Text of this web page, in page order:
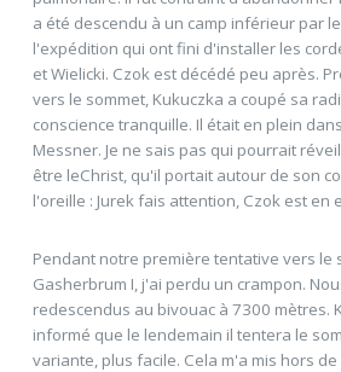
a été descendu à un camp inférieur par
l'expédition qui ont fini d'installer les
et Wielicki. Czok est décédé peu après.
vers le sommet, Kukuczka a coupé sa
conscience tranquille. Il était en plein
Messner. Je ne sais pas qui pourrait
être leChrist, qu'il portait autour de son
l'oreille : Jurek fais attention, Czok est en
Pendant notre première tentative vers le
Gasherbrum I, j'ai perdu un crampon.
redescendus au bivouac à 7300 mètres.
informé que le lendemain il tentera le
variante, plus facile. Cela m'a mis hors